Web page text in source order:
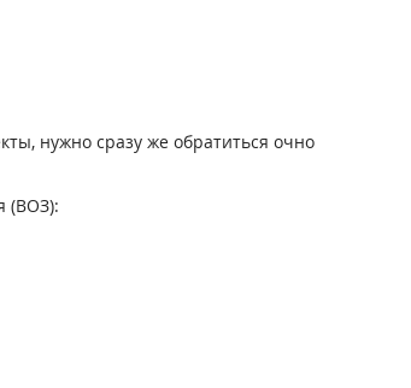
нужно сразу же обратиться очно
(ВОЗ):